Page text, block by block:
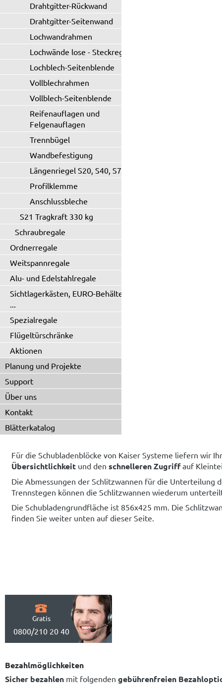
Drahtgitter-Rückwand
Drahtgitter-Seitenwand
Lochwandrahmen
Lochwände lose - Steckregal
Lochblech-Seitenblende
Vollblechrahmen
Vollblech-Seitenblende
Reifenauflagen und
Felgenauflagen
Trennbügel
Wandbefestigung
Längenriegel S20, S40, S71
Profilklemme
Anschlussbleche
S21 Tragkraft 330 kg
Schraubregale
Ordnerregale
Weitspannregale
Alu- und Edelstahlregale
Sichtlagerkästen, EURO-Behälter
...
Spezialregale
Flügeltürschränke
Aktionen
Planung und Projekte
Support
Über uns
Kontakt
Blätterkatalog
Für die Schubladenblöcke von Kaiser Systeme liefern wir
Übersichtlichkeit und den schnelleren Zugriffauf
Die Abmessungen der Schlitzwannen für die Unterteilung
Trennstegen können die Schlitzwannen wiederum
Die Schubladengrundfläche ist 856x425 mm. Die
finden Sie weiter unten auf dieser Seite.
Gratis
0800/210 20 40
Bezahlmöglichkeiten
Sicher bezahlen mit folgenden gebührenfreien